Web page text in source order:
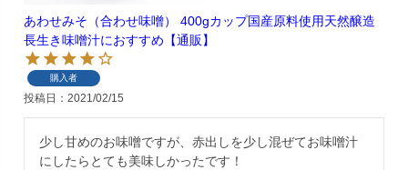
あわせみそ（合わせ味噌） 400gカップ国産原料使用天然醸造
長生き味噌汁におすすめ【通販】
購入者
投稿日 2021/02/15
少し甘めのお味噌ですが、赤出しを少し混ぜてお味噌汁
にしたらとても美味しかったです！